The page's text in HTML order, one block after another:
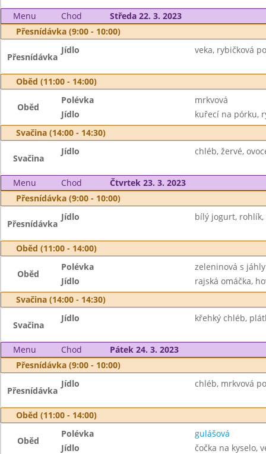
Menu Chod
Středa 22. 3. 2023
Přesnídávka (9:00 - 10:00)
Přesnídávka
Jídlo veka, rybičková
Oběd (11:00 - 14:00)
Oběd
Polévka
mrkvová
Jídlo
kuřecí na pórku,
Svačina (14:00 - 14:30)
Svačina
Jídlo chléb, žervé,
Menu Chod
Čtvrtek 23. 3. 2023
Přesnídávka (9:00 - 10:00)
Přesnídávka
Jídlo bílý jogurt, rohlík,
Oběd (11:00 - 14:00)
Oběd
Polévka
zeleninová s jáhly
Jídlo
rajská omáčka,
Svačina (14:00 - 14:30)
Svačina
Jídlo křehký chléb,
Menu Chod
Pátek 24. 3. 2023
Přesnídávka (9:00 - 10:00)
Přesnídávka
Jídlo chléb, mrkvová
Oběd (11:00 - 14:00)
Oběd
Polévka
gulášová
Jídlo
čočka na kyselo,